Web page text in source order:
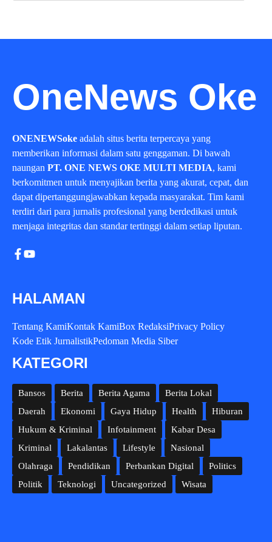
OneNews Oke
ONENEWSoke adalah situs berita terpercaya yang
memberikan informasi dalam satu genggaman. Di bawah
naungan PT. ONE NEWS OKE MULTI MEDIA, kami
berkomitmen untuk menyajikan berita yang akurat, cepat, dan
dapat dipertanggungjawabkan kepada masyarakat. Tim kami
terdiri dari para jurnalis profesional yang berdedikasi untuk
menjaga integritas dan standar tertinggi dalam setiap liputan.
HALAMAN
Tentang KamiKontak KamiBox RedaksiPrivacy Policy
Kode Etik JurnalistikPedoman Media Siber
KATEGORI
Bansos Berita Berita Agama
Berita Lokal
Daerah
Ekonomi Gaya Hidup Health
Hiburan
Hukum & Kriminal
Infotainment
Kabar Desa
Kriminal
Lakalantas Lifestyle
Nasional
Olahraga
Pendidikan Perbankan Digital
Politics
Politik
Teknologi Uncategorized Wisata